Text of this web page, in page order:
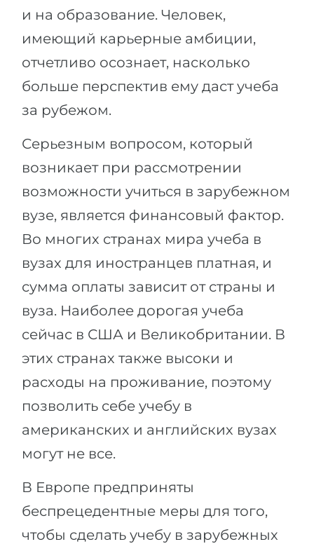
и на образование. Человек,
имеющий карьерные амбиции,
отчетливо осознает, насколько
больше перспектив ему даст учеба
за рубежом.
Серьезным вопросом, который
возникает при рассмотрении
возможности учиться в зарубежном
вузе, является финансовый фактор.
Во многих странах мира учеба в
вузах для иностранцев платная, и
сумма оплаты зависит от страны и
вуза. Наиболее дорогая учеба
сейчас в США и Великобритании. В
этих странах также высоки и
расходы на проживание, поэтому
позволить себе учебу в
американских и английских вузах
могут не все.
В Европе предприняты
беспрецедентные меры для того,
чтобы сделать учебу в зарубежных